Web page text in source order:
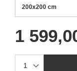
200x200 cm
1